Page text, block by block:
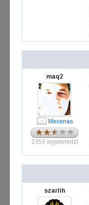
maq2
Mecenas
2353 wypowiedzi
szarlih